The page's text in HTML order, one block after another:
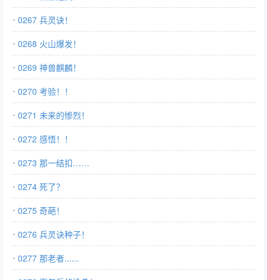
0267 兵灵诀！
0268 火山爆发！
0269 神兽麒麟！
0270 考验！！
0271 未来的惨烈！
0272 感悟！！
0273 那一结扣……
0274 死了？
0275 奇葩！
0276 兵灵诀种子！
0277 那老者......